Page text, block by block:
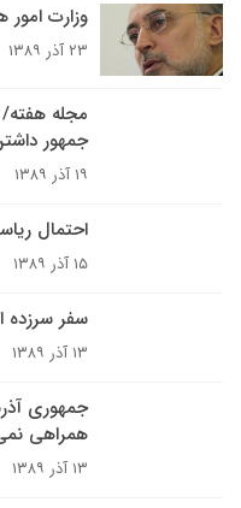
وزارت
۲۳ آذر ۱۳۸۹
مجله
جمهور
۱۹ آذر ۱۳۸۹
احتمال
۱۵ آذر ۱۳۸۹
سفر سرزده
۱۳ آذر ۱۳۸۹
جمهوری
همراهی
۱۳ آذر ۱۳۸۹